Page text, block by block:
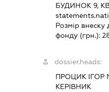
БУДИНОК 9,
Розмір внеску
фонду (грн.):
dossier.heads:
ПРОЦИК
КЕРІВНИК